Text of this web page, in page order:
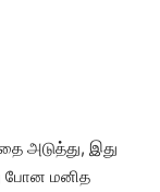
அடுத்து, இது
போன மனித